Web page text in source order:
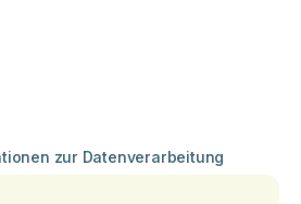
zur Datenverarbeitung